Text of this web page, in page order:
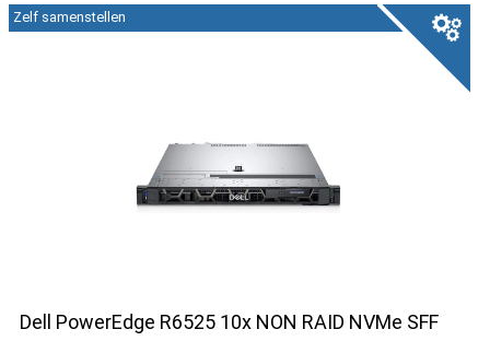
Dell PowerEdge R6525 10x NON RAID NVMe SFF
Zelf samenstellen